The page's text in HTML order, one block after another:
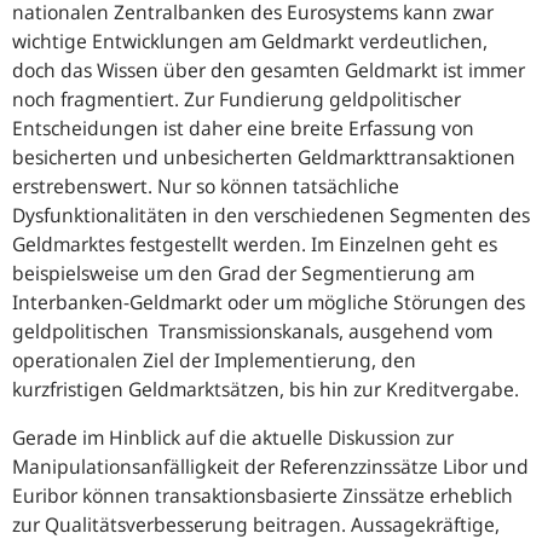
nationalen Zentralbanken des Eurosystems kann zwar
wichtige Entwicklungen am Geldmarkt verdeutlichen,
doch das Wissen über den gesamten Geldmarkt ist immer
noch fragmentiert. Zur Fundierung geldpolitischer
Entscheidungen ist daher eine breite Erfassung von
besicherten und unbesicherten Geldmarkttransaktionen
erstrebenswert. Nur so können tatsächliche
Dysfunktionalitäten in den verschiedenen Segmenten des
Geldmarktes festgestellt werden. Im Einzelnen geht es
beispielsweise um den Grad der Segmentierung am
Interbanken-Geldmarkt oder um mögliche Störungen des
geldpolitischen Transmissionskanals, ausgehend vom
operationalen Ziel der Implementierung, den
kurzfristigen Geldmarktsätzen, bis hin zur Kreditvergabe.
Gerade im Hinblick auf die aktuelle Diskussion zur
Manipulationsanfälligkeit der Referenzzinssätze Libor und
Euribor können transaktionsbasierte Zinssätze erheblich
zur Qualitätsverbesserung beitragen. Aussagekräftige,